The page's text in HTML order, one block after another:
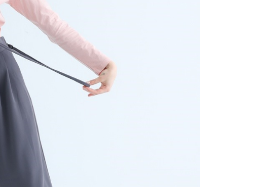
任。
４．使用「AFTEE先享後付」時，將依據個別帳號之用戶狀況，依本公司
即時審查核予不同之上限額度；若仍有額度不足之情形，本公司將視審查
結果請求用戶進行身份認證。
５．嚴禁一人註冊多個帳號或使用他人資訊註冊。若發現惡意使用之情
形，恩沛科技股份有限公司將有權停止該用戶之使用額度並採取法律行
動。